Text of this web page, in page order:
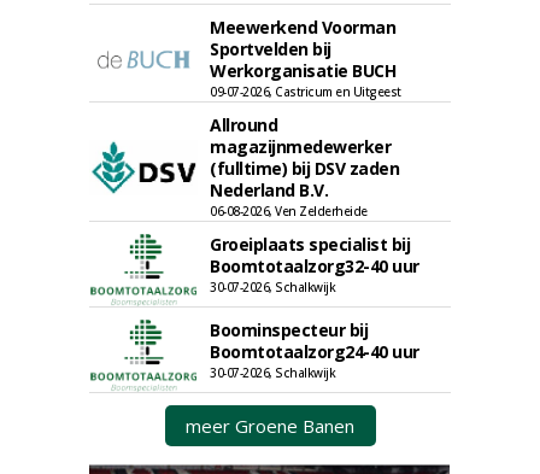
Meewerkend Voorman
Sportvelden bij
Werkorganisatie BUCH
09-07-2026, Castricum en Uitgeest
Allround
magazijnmedewerker
(fulltime) bij DSV zaden
Nederland B.V.
06-08-2026, Ven Zelderheide
Groeiplaats specialist bij
Boomtotaalzorg32-40 uur
30-07-2026, Schalkwijk
Boominspecteur bij
Boomtotaalzorg24-40 uur
30-07-2026, Schalkwijk
meer Groene Banen